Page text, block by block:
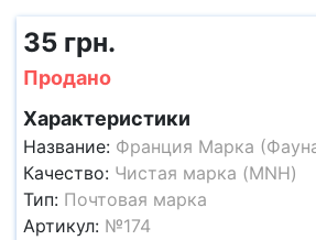
35 грн.
Продано
Характеристики
Название: Франция Марка
Качество: Чистая марка (MNH)
Тип: Почтовая марка
Артикул: №174